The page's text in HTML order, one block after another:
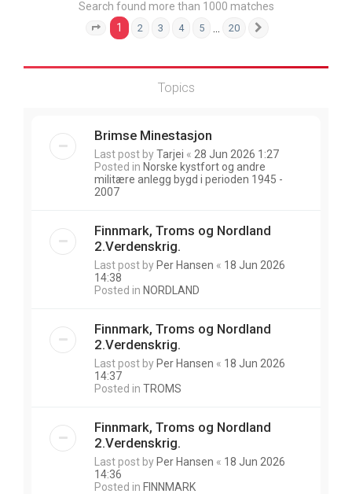
Search found more than 1000 matches
Page 1 of 20
1 2 3 4 5 20
Topics
Brimse Minestasjon
Last post byTarjei « 28 Jun 2026 1:27
Posted in Norske kystfort og andre
militære anlegg bygd i perioden 1945 -
2007
Finnmark, Troms og Nordland
2.Verdenskrig.
Last post by Per Hansen « 18 Jun 2026
14:38
Posted in NORDLAND
Finnmark, Troms og Nordland
2.Verdenskrig.
Last post by Per Hansen « 18 Jun 2026
14:37
Posted in TROMS
Finnmark, Troms og Nordland
2.Verdenskrig.
Last post by Per Hansen « 18 Jun 2026
14:36
Posted in FINNMARK